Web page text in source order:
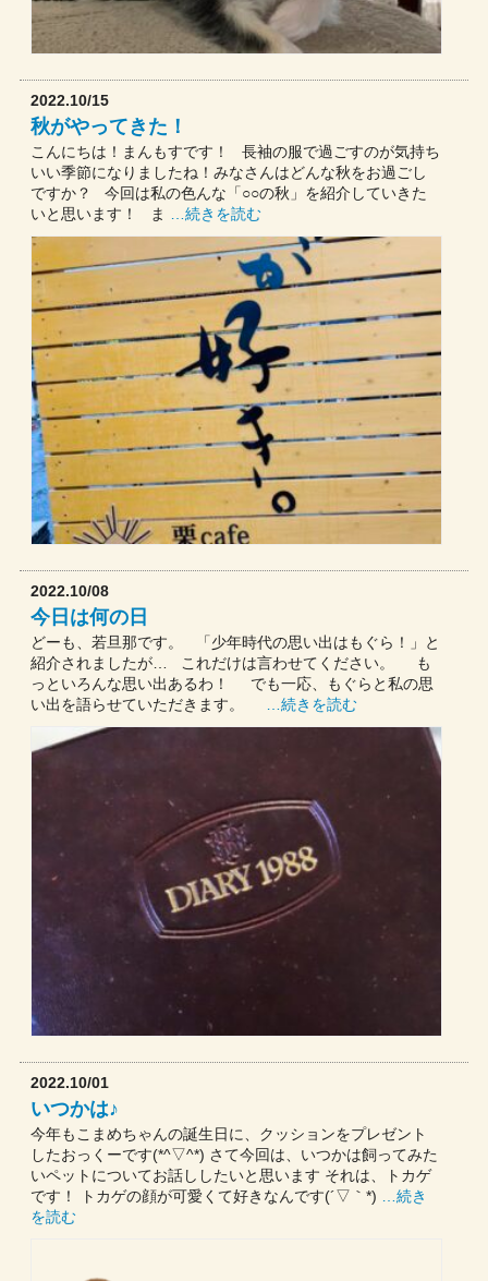
秋がやってきた！
こんにちは！まんもすです！ 長袖の服で過ごすのが気持ち
いい季節になりましたね！みなさんはどんな秋をお過ごし
ですか？ 今回は私の色んな「○○の秋」を紹介していきた
いと思います！ ま
…続きを読む
2022.10/15
今日は何の日
どーも、若旦那です。 「少年時代の思い出はもぐら！」と
紹介されましたが… これだけは言わせてください。 も
っといろんな思い出あるわ！ でも一応、もぐらと私の思
い出を語らせていただきます。 …続きを読む
2022.10/08
いつかは♪
今年もこまめちゃんの誕生日に、クッションをプレゼント
したおっくーです(*^▽^*) さて今回は、いつかは飼ってみた
いペットについてお話ししたいと思います それは、トカゲ
です！ トカゲの顔が可愛くて好きなんです(´▽｀*)
…続き
を読む
2022.10/01